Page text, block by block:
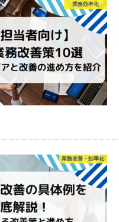
業務効率化
業務改善・効率化